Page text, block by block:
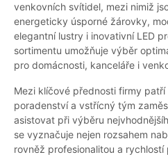
venkovních svítidel, mezi nimiž
energeticky úsporné žárovky,
elegantní lustry i inovativní LED
sortimentu umožňuje výběr
pro domácnosti, kanceláře i
Mezi klíčové přednosti firmy
poradenství a vstřícný tým
asistovat při výběru
se vyznačuje nejen rozsahem
rovněž profesionalitou a